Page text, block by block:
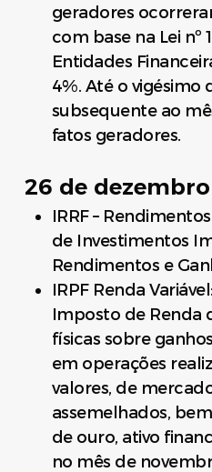
geradores
com base na Lei nº
Entidades
4%. Até o vigésimo
subsequente ao
fatos geradores.
26 de
IRRF –
de Investimentos
Rendimentos e
IRPF Renda
Imposto de Renda
físicas sobre
em operações
valores, de
assemelhados,
de ouro, ativo
no mês de